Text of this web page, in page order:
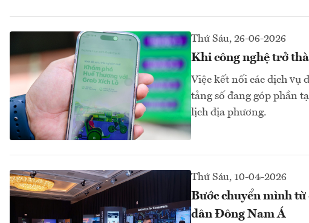
Thứ Sáu, 26-06-2026
Khi công nghệ trở
Việc kết nối các dịch vụ
tảng số đang góp phần
lịch địa phương.
Thứ Sáu, 10-04-2026
Bước chuyển mình
dân Đông Nam Á